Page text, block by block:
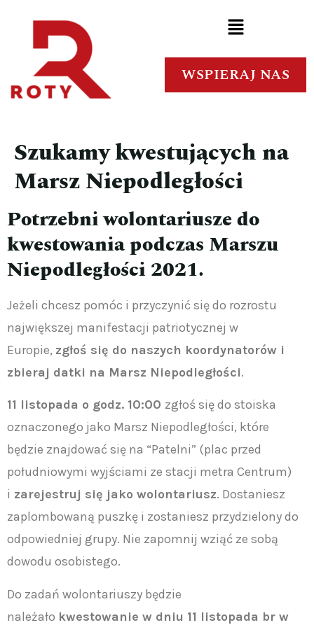
WSPIERAJ NAS
Szukamy kwestujących na
Marsz Niepodległości
Potrzebni wolontariusze do
kwestowania podczas Marszu
Niepodległości 2021.
Jeżeli chcesz pomóc i przyczynić się do rozrostu
największej manifestacji patriotycznej w
Europie, zgłoś się do naszych koordynatorów i
zbieraj datki na Marsz Niepodległości.
11 listopada o godz. 10:00 zgłoś się do stoiska
oznaczonego jako Marsz Niepodległości, które
będzie znajdować się na “Patelni” (plac przed
południowymi wyjściami ze stacji metra Centrum)
i zarejestruj się jako wolontariusz. Dostaniesz
zaplombowaną puszkę i zostaniesz przydzielony do
odpowiedniej grupy. Nie zapomnij wziąć ze sobą
dowodu osobistego.
Do zadań wolontariuszy będzie
należało kwestowanie w dniu 11 listopada br w